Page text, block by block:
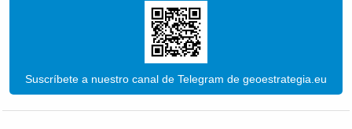
Suscríbete a nuestro canal de Telegram de geoestrategia.eu